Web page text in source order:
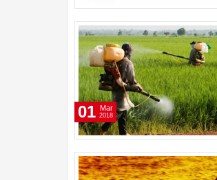
01 Mar
2018